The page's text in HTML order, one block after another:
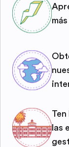
las